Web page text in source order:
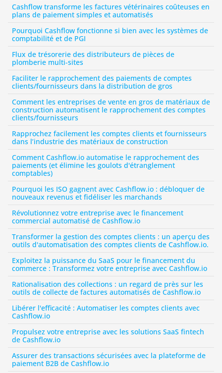
Cashflow transforme les factures vétérinaires coûteuses en
plans de paiement simples et automatisés
Pourquoi Cashflow fonctionne si bien avec les systèmes de
comptabilité et de PGI
Flux de trésorerie des distributeurs de pièces de
plomberie multi-sites
Faciliter le rapprochement des paiements de comptes
clients/fournisseurs dans la distribution de gros
Comment les entreprises de vente en gros de matériaux de
construction automatisent le rapprochement des comptes
clients/fournisseurs
Rapprochez facilement les comptes clients et fournisseurs
dans l’industrie des matériaux de construction
Comment Cashflow.io automatise le rapprochement des
paiements (et élimine les goulots d'étranglement
comptables)
Pourquoi les ISO gagnent avec Cashflow.io : débloquer de
nouveaux revenus et fidéliser les marchands
Révolutionnez votre entreprise avec le financement
commercial automatisé de Cashflow.io
Transformer la gestion des comptes clients : un aperçu des
outils d'automatisation des comptes clients de Cashflow.io.
Exploitez la puissance du SaaS pour le financement du
commerce : Transformez votre entreprise avec Cashflow.io
Rationalisation des collections : un regard de près sur les
outils de collecte de factures automatisés de Cashflow.io
Libérer l'efficacité : Automatiser les comptes clients avec
Cashflow.io
Propulsez votre entreprise avec les solutions SaaS fintech
de Cashflow.io
Assurer des transactions sécurisées avec la plateforme de
paiement B2B de Cashflow.io